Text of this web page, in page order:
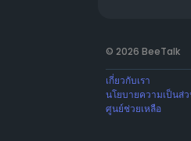
© 2026 BeeTalk
เกี่ยวกับเรา
นโยบายความเป็นส่
ศูนย์ช่วยเหลือ